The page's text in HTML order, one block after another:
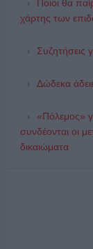
Ποιοι θα
χάρτης των
Συζητήσεις
Δώδεκα
«Πόλεμος»
συνδέονται οι
δικαιώματα